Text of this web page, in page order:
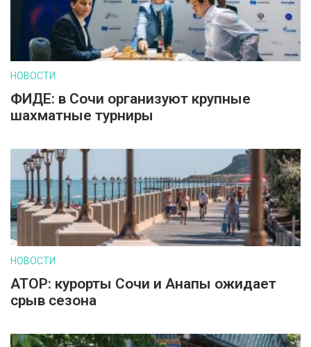
НОВОСТИ
ФИДЕ: в Сочи организуют крупные
шахматные турниры
НОВОСТИ
АТОР: курорты Сочи и Анапы ожидает
срыв сезона